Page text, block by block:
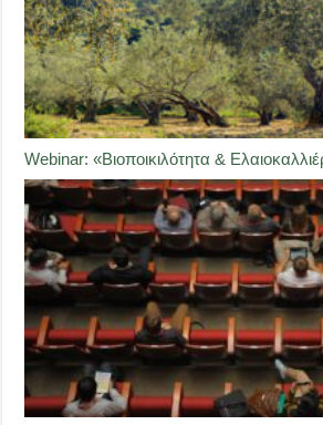
Webinar: «Βιοποικιλότητα &